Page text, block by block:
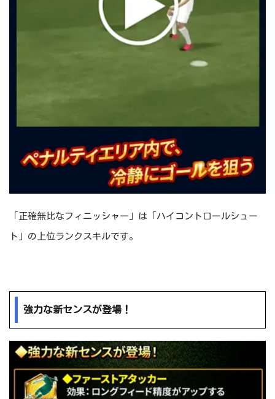
「正確無比なフィニッシャー」は「ハイコントロールシュー
ト」の上位ランクスキルです。
強力な新センスが登場！